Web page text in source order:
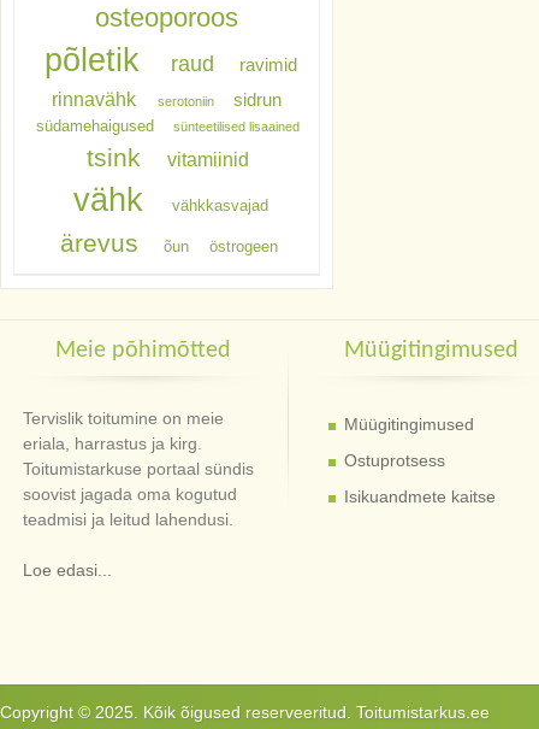
osteoporoos
põletik raud ravimid
rinnavähk serotoniin sidrun
südamehaigused sünteetilised lisaained
tsink vitamiinid
vähk vähkkasvajad
ärevus õun östrogeen
Meie põhimõtted
Tervislik toitumine on meie
eriala, harrastus ja kirg.
Toitumistarkuse portaal sündis
soovist jagada oma kogutud
teadmisi ja leitud lahendusi.
Loe edasi...
Müügitingimused
Müügitingimused
Ostuprotsess
Isikuandmete kaitse
Copyright © 2025. Kõik õigused reserveeritud. Toitumistarkus.ee